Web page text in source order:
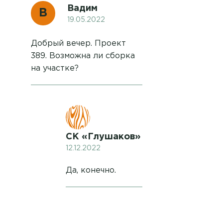
В Вадим
19.05.2022
Добрый вечер. Проект
389. Возможна ли сборка
на участке?
СК «Глушаков»
12.12.2022
Да, конечно.